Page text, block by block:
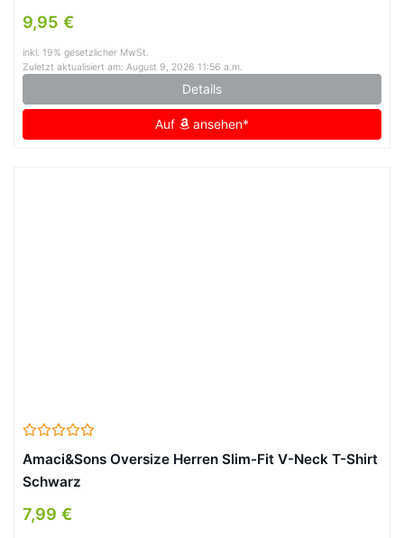
9,95 €
inkl. 19% gesetzlicher MwSt.
Zuletzt aktualisiert am: August 9, 2026 11:56 a.m.
Details
Auf ansehen*
Amaci&Sons Oversize Herren Slim-Fit V-Neck T-Shirt
Schwarz
7,99 €